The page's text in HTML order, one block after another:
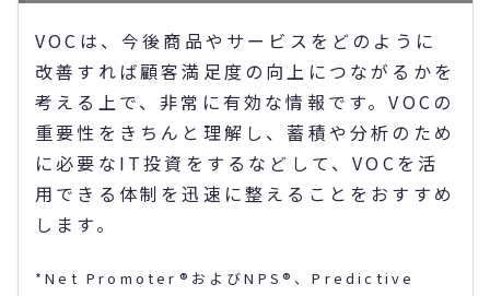
VOCは、今後商品やサービスをどのように
改善すれば顧客満足度の向上につながるかを
考える上で、非常に有効な情報です。VOCの
重要性をきちんと理解し、蓄積や分析のため
に必要なIT投資をするなどして、VOCを活
用できる体制を迅速に整えることをおすすめ
します。
*Net Promoter®およびNPS®、Predictive